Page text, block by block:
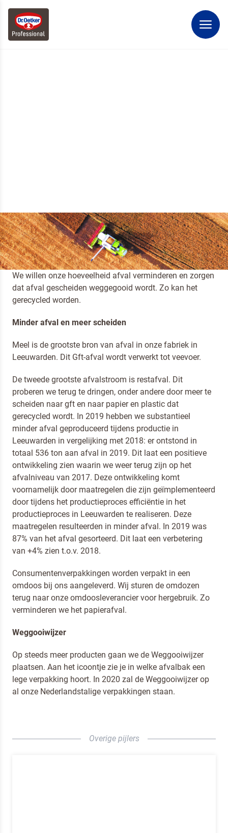
AFVALMANAGEMENT VAN DR.
OETKER PROFESSIONAL
We willen onze hoeveelheid afval verminderen en zorgen
dat afval gescheiden weggegooid wordt. Zo kan het
gerecycled worden.
Minder afval en meer scheiden
Meel is de grootste bron van afval in onze fabriek in
Leeuwarden. Dit Gft-afval wordt verwerkt tot veevoer.
De tweede grootste afvalstroom is restafval. Dit
proberen we terug te dringen, onder andere door meer te
scheiden naar gft en naar papier en plastic dat
gerecycled wordt. In 2019 hebben we substantieel
minder afval geproduceerd tijdens productie in
Leeuwarden in vergelijking met 2018: er ontstond in
totaal 536 ton aan afval in 2019. Dit laat een positieve
ontwikkeling zien waarin we weer terug zijn op het
afvalniveau van 2017. Deze ontwikkeling komt
voornamelijk door maatregelen die zijn geïmplementeerd
door tijdens het productieproces efficiëntie in het
productieproces in Leeuwarden te realiseren. Deze
maatregelen resulteerden in minder afval. In 2019 was
87% van het afval gesorteerd. Dit laat een verbetering
van +4% zien t.o.v. 2018.
Consumentenverpakkingen worden verpakt in een
omdoos bij ons aangeleverd. Wij sturen de omdozen
terug naar onze omdoosleverancier voor hergebruik. Zo
verminderen we het papierafval.
Weggooiwijzer
Op steeds meer producten gaan we de Weggooiwijzer
plaatsen. Aan het icoontje zie je in welke afvalbak een
lege verpakking hoort. In 2020 zal de Weggooiwijzer op
al onze Nederlandstalige verpakkingen staan.
Overige pijlers